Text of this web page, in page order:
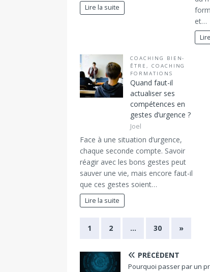
Lire la suite
et…
COACHING BIEN-
ÊTRE , COACHING
FORMATIONS
Quand faut-il
actualiser ses
compétences en
gestes d’urgence ?
Joel
Face à une situation d’urgence,
chaque seconde compte. Savoir
réagir avec les bons gestes peut
sauver une vie, mais encore faut-il
que ces gestes soient…
Lire la suite
1 2 … 30 »
PRÉCÉDENT
Pourquoi passer par un